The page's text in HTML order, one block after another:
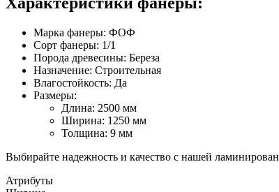
Марка фанеры: ФОФ
Сорт фанеры: 1/1
Порода древесины: Береза
Назначение: Строительная
Влагостойкость: Да
Размеры:
Длина: 2500 мм
Ширина: 1250 мм
Толщина: 9 мм
Выбирайте надежность и качество с нашей
Атрибуты